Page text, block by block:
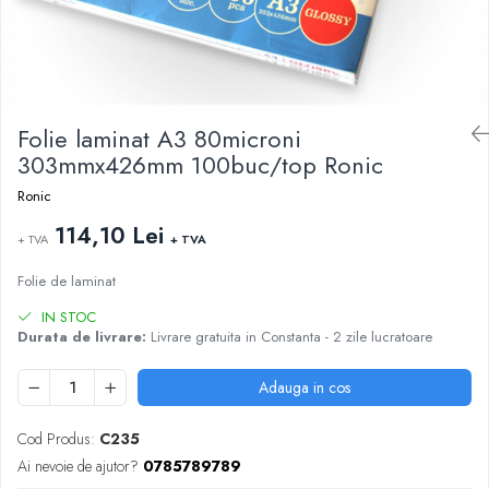
TIPIZATE & HARTII OPERATIONALE
PLICURI PENTRU CORESPONDENTA,
CUBURI DIN HARTIE & CUBURI NOTES
CAIETE & BLOCK NOTES-URI
CAPSATOARE & DECAPSATOARE
CAPSE & SUPORTURI
DOCUMENTE
BANDA ADEZIVA & DISPENCERE
ADEZIVI
FOARFECI
CUTTERE
MANUSI NITRIL NEPUDRATE
Folie laminat A3 80microni
303mmx426mm 100buc/top Ronic
Ronic
+ TVA 114,10 Lei + TVA
Folie de laminat
IN STOC
Durata de livrare: Livrare gratuita in Constanta - 2 zile lucratoare
Adauga in cos
Cod Produs: C235
Ai nevoie de ajutor? 0785789789